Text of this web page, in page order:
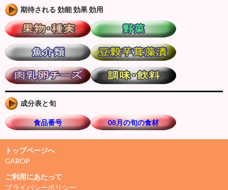
期待される 効能 効果 効用
成分表と旬
食品番号 08月の旬の食材
トップページへ
GAROP
ご利用にあたって
プライバシーポリシー